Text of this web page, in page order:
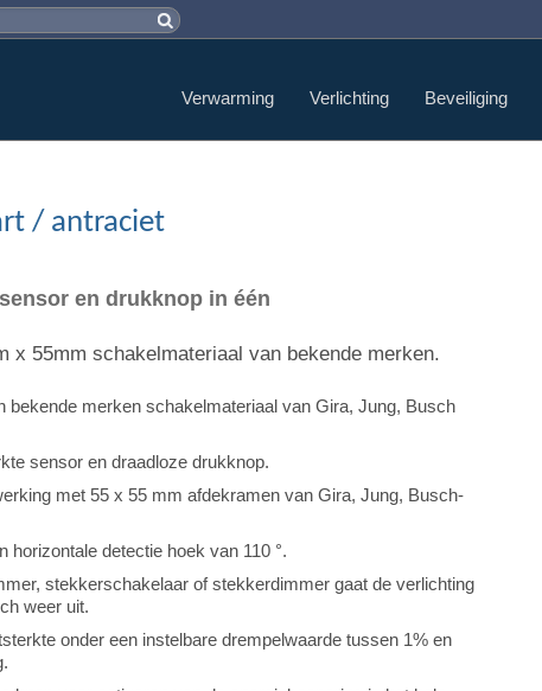
Verwarming Verlichting Beveiliging
/ antraciet
en drukknop in één
x 55mm schakelmateriaal van bekende merken.
merken schakelmateriaal van Gira, Jung, Busch
sensor en draadloze drukknop.
met 55 x 55 mm afdekramen van Gira, Jung, Busch-
detectie hoek van 110 °.
stekkerschakelaar of stekkerdimmer gaat de verlichting
weer uit.
onder een instelbare drempelwaarde tussen 1% en